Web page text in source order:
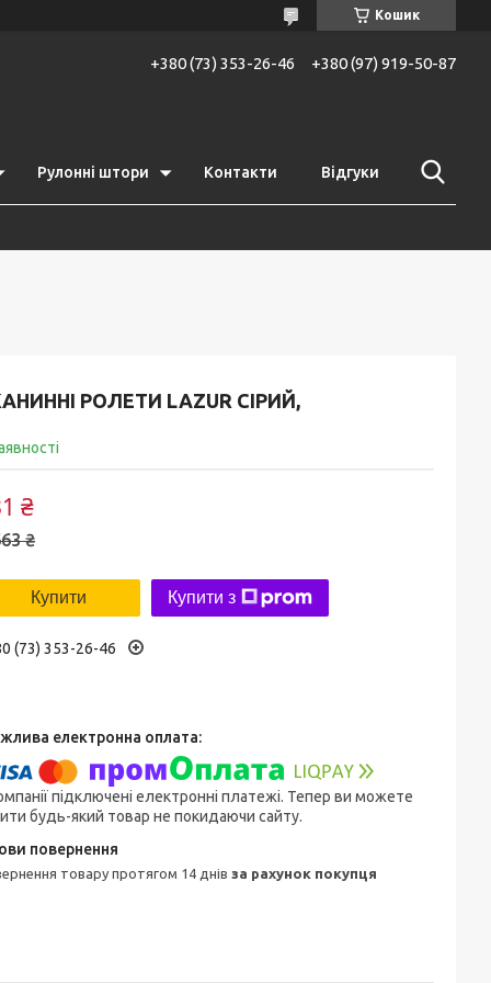
Кошик
+380 (73) 353-26-46 +380 (97) 919-50-87
Рулонні штори Контакти Відгуки
РОЛЕТИ LAZUR СІРИЙ,
₴
₴
Купити Купити з
(73) 353-26-46
підключені електронні платежі. Тепер ви можете
будь-який товар не покидаючи сайту.
товару протягом 14 днів за рахунок покупця